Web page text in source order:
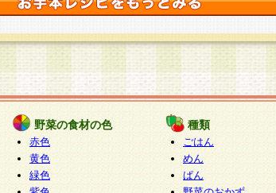
野菜の食材の色
赤色
黄色
緑色
種類
ごはん
めん
ぱん